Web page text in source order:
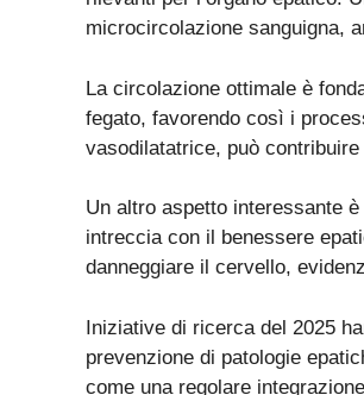
microcircolazione sanguigna,
La circolazione ottimale è
fegato, favorendo così i
vasodilatatrice, può
Un altro aspetto interessante
intreccia con il benessere
danneggiare il cervello,
Iniziative di ricerca del 2025
prevenzione di patologie
come una regolare